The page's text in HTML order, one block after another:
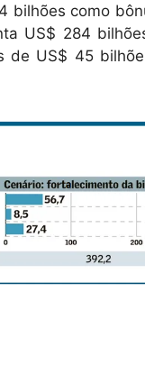
como
US$ 284
de US$ 45